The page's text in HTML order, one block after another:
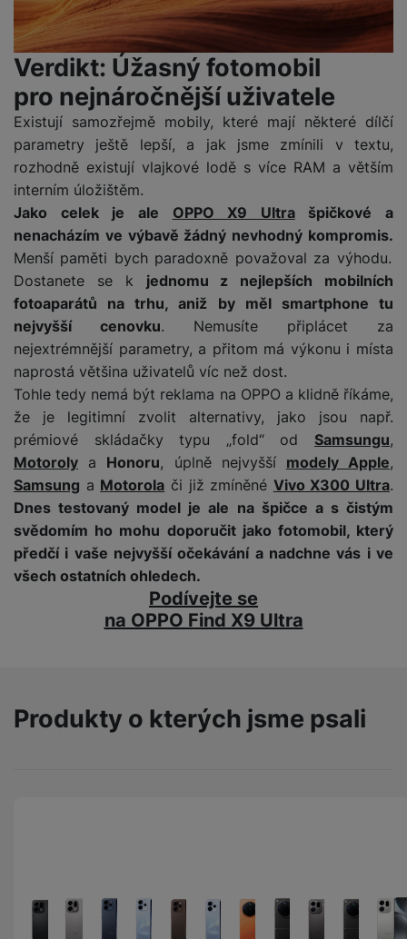
Verdikt: Úžasný fotomobil
pro nejnáročnější uživatele
Existují samozřejmě mobily, které mají některé dílčí
parametry ještě lepší, a jak jsme zmínili v textu,
rozhodně existují vlajkové lodě s více RAM a větším
interním úložištěm.
Jako celek je ale OPPO X9 Ultrašpičkové a
nenacházím ve výbavě žádný nevhodný kompromis.
Menší paměti bych paradoxně považoval za výhodu.
Dostanete se k jednomu z nejlepších mobilních
fotoaparátů na trhu, aniž by měl smartphone tu
nejvyšší cenovku. Nemusíte připlácet za
nejextrémnější parametry, a přitom má výkonu i místa
naprostá většina uživatelů víc než dost.
Tohle tedy nemá být reklama na OPPO a klidně říkáme,
že je legitimní zvolit alternativy, jako jsou např.
prémiové skládačky typu „fold“ od Samsungu,
Motoroly a Honoru, úplně nejvyšší modely Apple,
Samsung a Motorola či již zmíněné Vivo X300 Ultra.
Dnes testovaný model je ale na špičce a s čistým
svědomím ho mohu doporučit jako fotomobil, který
předčí i vaše nejvyšší očekávání a nadchne vás i ve
všech ostatních ohledech.
Podívejte se
na OPPO Find X9 Ultra
Produkty o kterých jsme psali